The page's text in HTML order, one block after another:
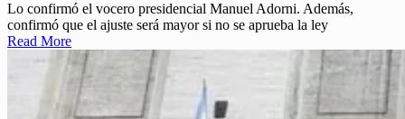
Lo confirmó el vocero presidencial Manuel Adorni. Además,
confirmó que el ajuste será mayor si no se aprueba la ley
Read More